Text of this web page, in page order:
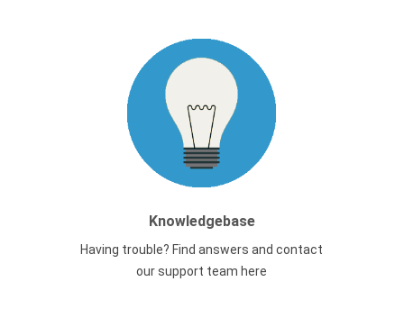
Knowledgebase
Having trouble? Find answers and contact
our support team here